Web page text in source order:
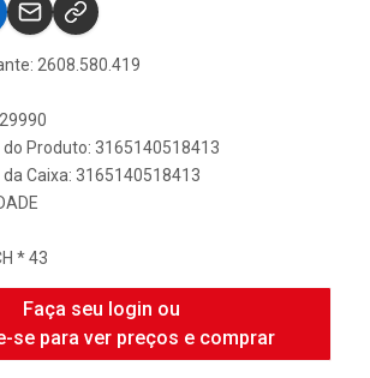
2608.580.419
Produto: 3165140518413
Caixa: 3165140518413
* 43
Faça seu login ou
se para ver preços e comprar